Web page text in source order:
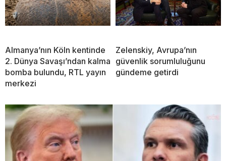
Almanya’nın Köln kentinde
2. Dünya Savaşı’ndan kalma
bomba bulundu, RTL yayın
merkezi
Zelenskiy, Avrupa’nın
güvenlik sorumluluğunu
gündeme getirdi